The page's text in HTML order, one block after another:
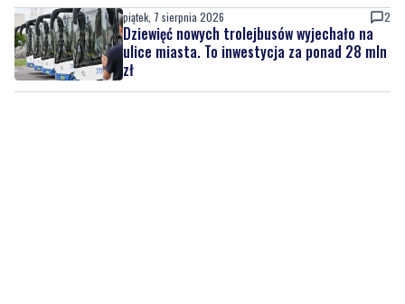
piątek, 7 sierpnia 2026 2
Dziewięć nowych trolejbusów wyjechało na
ulice miasta. To inwestycja za ponad 28 mln
zł